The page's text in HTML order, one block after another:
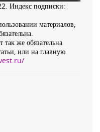
Индекс подписки:
материалов,
же обязательна
или на главную